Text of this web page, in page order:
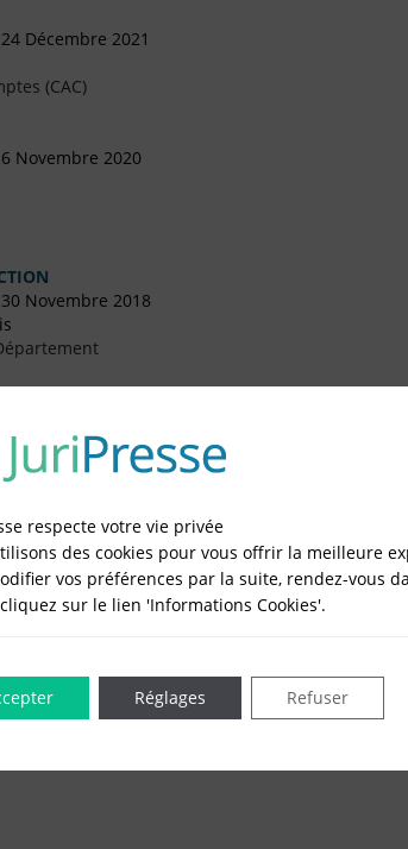
Décembre 2021
(CAC)
Novembre 2020
Novembre 2018
Juillet 2017
Mai 2017
(Arrivée)
EN LIGNE DANS LE DÉPARTEMENT
respecte votre vie privée
des cookies pour vous offrir la meilleure
vos préférences par la suite, rendez-vous
sur le lien 'Informations Cookies'.
Refuser
Réglages